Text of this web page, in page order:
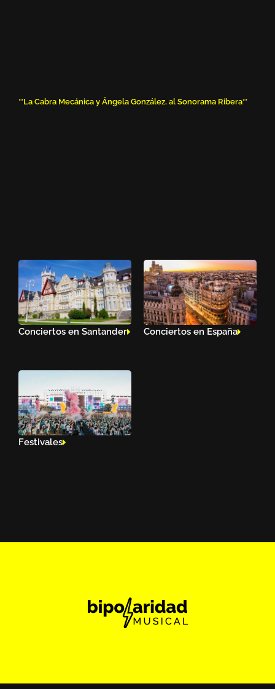
**La Cabra Mecánica y Ángela González, al Sonorama Ribera**
Conciertos en Santander Conciertos en España
Festivales